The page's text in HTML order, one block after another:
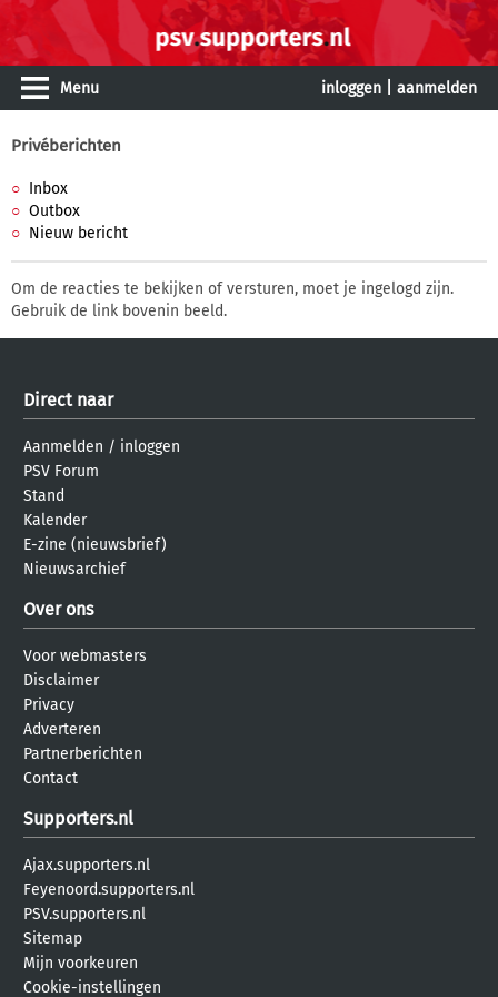
Menu inloggen aanmelden
Privéberichten
Inbox
Outbox
Nieuw bericht
Om de reacties te bekijken of versturen, moet je ingelogd zijn.
Gebruik de link bovenin beeld.
Direct naar
Aanmelden / inloggen
PSV Forum
Stand
Kalender
E-zine (nieuwsbrief)
Nieuwsarchief
Over ons
Voor webmasters
Disclaimer
Privacy
Adverteren
Partnerberichten
Contact
Supporters.nl
Ajax.supporters.nl
Feyenoord.supporters.nl
PSV.supporters.nl
Sitemap
Mijn voorkeuren
Cookie-instellingen